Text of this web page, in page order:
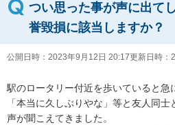
つい思った事が声に出て
誉毀損に該当しますか？
公開日時： 2023年9月12日 20:17更新日時：
駅のロータリー付近を歩いていると急
「本当に久しぶりやな」等と友人同
声が聞こえてきました。